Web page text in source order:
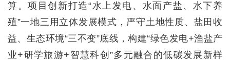
算。项目创新打造“水上发电、水面产盐、水下养
殖”一地三用立体发展模式，严守土地性质、盐田收
益、生态环境“三不变”底线，构建“绿色发电+渔盐产
业+研学旅游+智慧科创”多元融合的低碳发展新样